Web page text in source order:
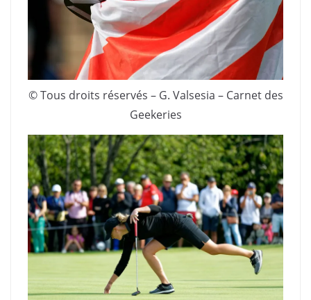
© Tous droits réservés – G. Valsesia – Carnet des
Geekeries